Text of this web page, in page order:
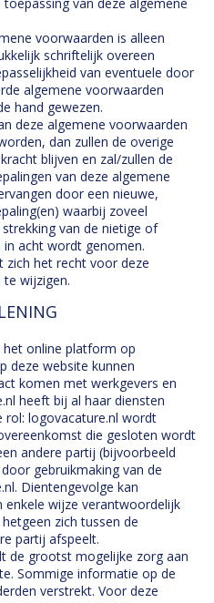
voorwaarden is alleen
schriftelijk overeen
van eventuele door
algemene voorwaarden
hand gewezen.
deze algemene voorwaarden
dan zullen de overige
blijven en zal/zullen de
van deze algemene
door een nieuwe,
waarbij zoveel
van de nietige of
in acht wordt genomen.
zich het recht voor deze
wijzigen.
online platform op
deze website kunnen
komen met werkgevers en
heeft bij al haar diensten
rol: logovacature.nl wordt
die gesloten wordt
andere partij (bijvoorbeeld
gebruikmaking van de
Dientengevolge kan
enkele wijze verantwoordelijk
zich tussen de
partij afspeelt.
de grootst mogelijke zorg aan
Sommige informatie op de
verstrekt. Voor deze